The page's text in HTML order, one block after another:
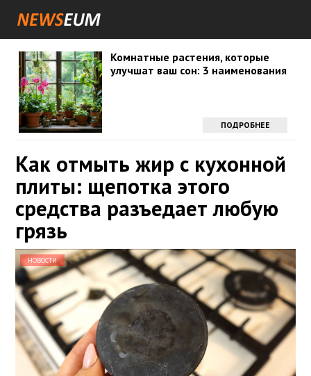
Комнатные растения, которые
улучшат ваш сон: 3 наименования
ПОДРОБНЕЕ
Как отмыть жир с кухонной
плиты: щепотка этого
средства разъедает любую
грязь
НОВОСТИ